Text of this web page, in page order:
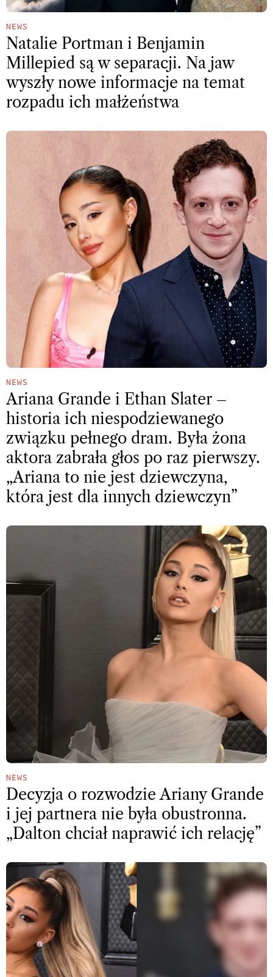
NEWS
Natalie Portman i Benjamin
Millepied są w separacji. Na jaw
wyszły nowe informacje na temat
rozpadu ich małżeństwa
NEWS
Ariana Grande i Ethan Slater –
historia ich niespodziewanego
związku pełnego dram. Była żona
aktora zabrała głos po raz pierwszy.
„Ariana to nie jest dziewczyna,
która jest dla innych dziewczyn”
NEWS
Decyzja o rozwodzie Ariany Grande
i jej partnera nie była obustronna.
„Dalton chciał naprawić ich relację”